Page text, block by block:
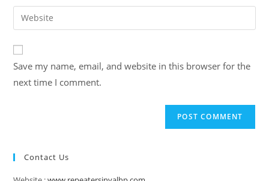
comment
email
address
comment
Enter
your
website
URL
(optional)
Save my name, email, and website in this browser for the
next time I comment.
Contact Us